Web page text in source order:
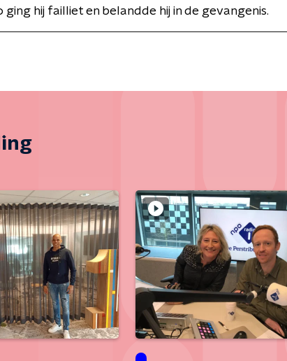
ging hij failliet en belandde hij in de gevangenis.